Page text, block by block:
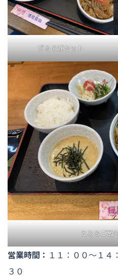
ざるそばセット
とろろご飯
営業時間： １１：００〜１４
３０